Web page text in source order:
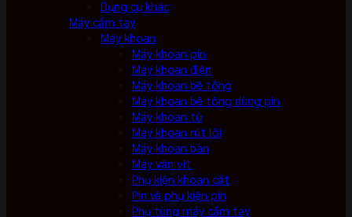
Dụng cụ khác
Máy cầm tay
Máy khoan
Máy khoan pin
Máy khoan điện
Máy khoan bê tông
Máy khoan bê tông dùng pin
Máy khoan từ
Máy khoan rút lõi
Máy khoan bàn
Máy vặn vít
Phụ kiện khoan cắt
Pin và phụ kiện pin
Phụ tùng máy cầm tay